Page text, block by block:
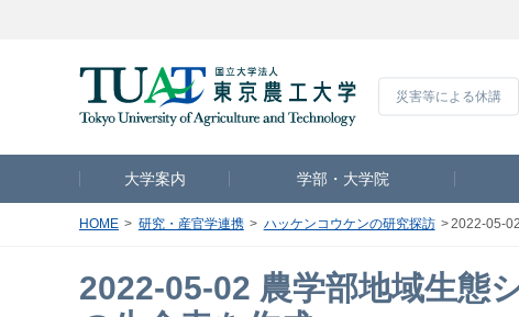
災害等による休講
大学案内 学部・大学院
HOME 研究・産官学連携 ハッケンコウケンの研究探訪 2022-05-
2022-05-02 農学部地域生態